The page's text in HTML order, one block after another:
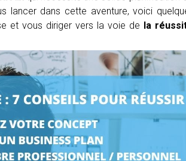
lancer dans cette aventure, voici
et vous diriger vers la voie de la